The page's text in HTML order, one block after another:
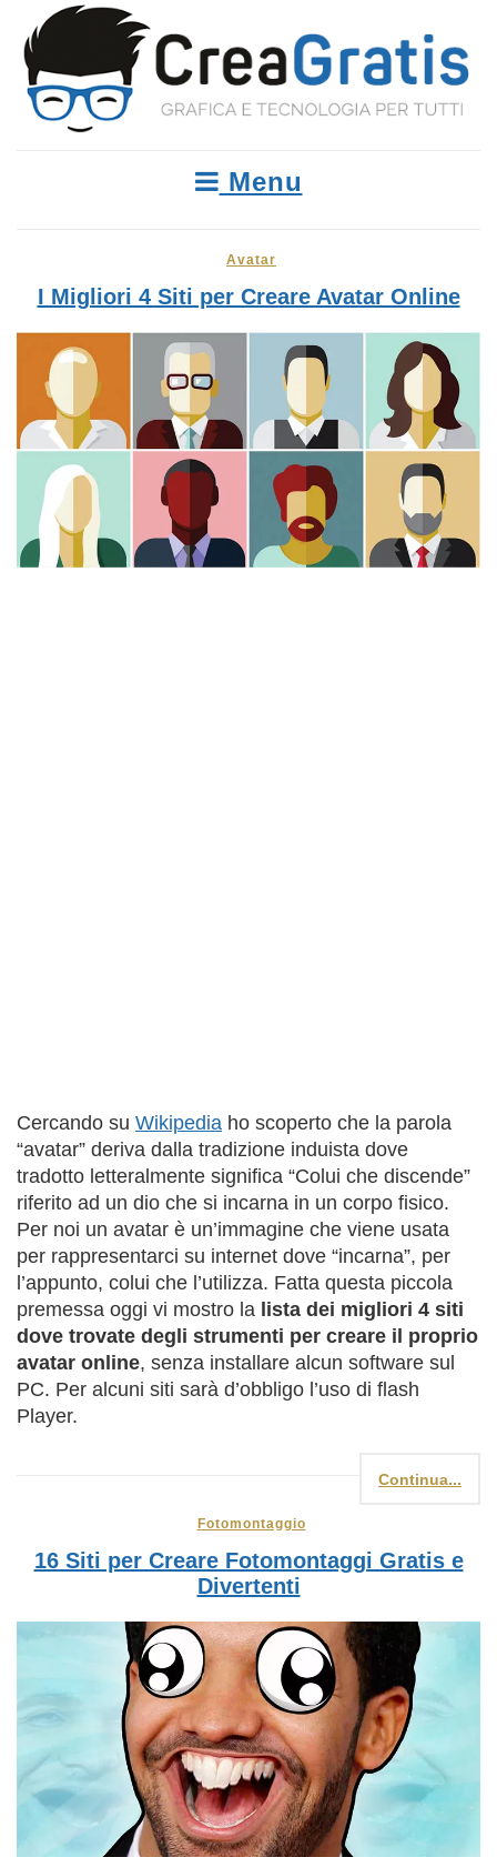
Menu
Avatar
I Migliori 4 Siti per Creare Avatar Online
Cercando su Wikipedia ho scoperto che la parola
“avatar” deriva dalla tradizione induista dove
tradotto letteralmente significa “Colui che discende”
riferito ad un dio che si incarna in un corpo fisico.
Per noi un avatar è un’immagine che viene usata
per rappresentarci su internet dove “incarna”, per
l’appunto, colui che l’utilizza. Fatta questa piccola
premessa oggi vi mostro la lista dei migliori 4 siti
dove trovate degli strumenti per creare il proprio
avatar online, senza installare alcun software sul
PC. Per alcuni siti sarà d’obbligo l’uso di flash
Player.
Continua...
Fotomontaggio
16 Siti per Creare Fotomontaggi Gratis e
Divertenti